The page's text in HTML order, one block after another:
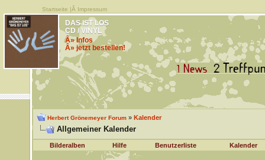
Startseite |Â Impressum
DAS IST LOS
CD / VINYL
Â» Infos
Â» jetzt bestellen!
Herbert Grönemeyer Forum» Kalender
Allgemeiner Kalender
Bilderalben Hilfe Benutzerliste Kalender